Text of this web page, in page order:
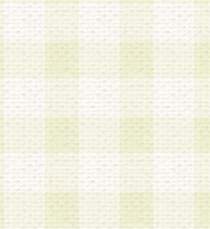
インIDおよびパスワー
う損害の発生について
の如何を問わず、一切
に含まれる氏名・住所
できる情報を当社が別
切に取り扱うものとし